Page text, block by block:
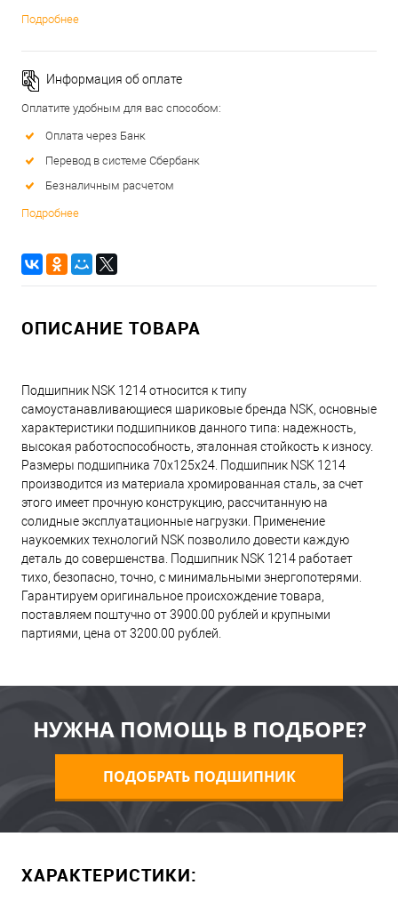
Подробнее
Информация об оплате
Оплатите удобным для вас способом:
Оплата через Банк
Перевод в системе Сбербанк
Безналичным расчетом
Подробнее
ОПИСАНИЕ ТОВАРА
Подшипник NSK 1214 относится к типу
самоустанавливающиеся шариковые бренда NSK, основные
характеристики подшипников данного типа: надежность,
высокая работоспособность, эталонная стойкость к износу.
Размеры подшипника 70x125x24. Подшипник NSK 1214
производится из материала хромированная сталь, за счет
этого имеет прочную конструкцию, рассчитанную на
солидные эксплуатационные нагрузки. Применение
наукоемких технологий NSK позволило довести каждую
деталь до совершенства. Подшипник NSK 1214 работает
тихо, безопасно, точно, с минимальными энергопотерями.
Гарантируем оригинальное происхождение товара,
поставляем поштучно от 3900.00 рублей и крупными
партиями, цена от 3200.00 рублей.
НУЖНА ПОМОЩЬ В ПОДБОРЕ?
ПОДОБРАТЬ ПОДШИПНИК
ХАРАКТЕРИСТИКИ: